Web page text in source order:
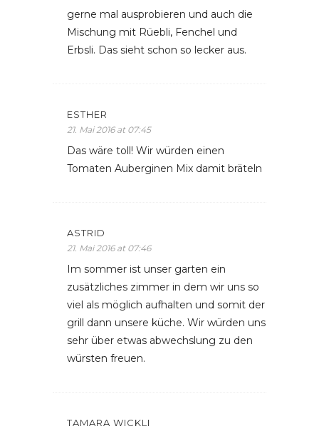
gerne mal ausprobieren und auch die
Mischung mit Rüebli, Fenchel und
Erbsli. Das sieht schon so lecker aus.
ESTHER
21. Mai 2016 at 07:45
Das wäre toll! Wir würden einen
Tomaten Auberginen Mix damit bräteln
ASTRID
21. Mai 2016 at 07:46
Im sommer ist unser garten ein
zusätzliches zimmer in dem wir uns so
viel als möglich aufhalten und somit der
grill dann unsere küche. Wir würden uns
sehr über etwas abwechslung zu den
würsten freuen.
TAMARA WICKLI